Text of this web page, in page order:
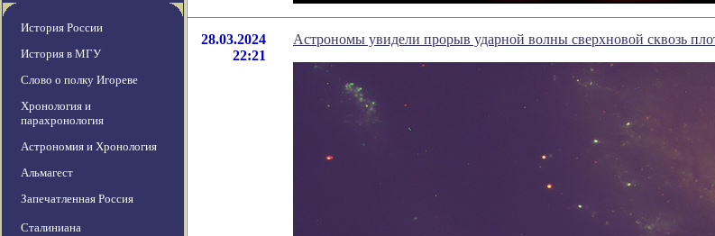
История России
История в МГУ
Слово о полку Игореве
Хронология и
парахронология
Астрономия и Хронология
Альмагест
Запечатленная Россия
Сталиниана
28.03.2024
22:21
Астрономы увидели прорыв ударной волны сверхновой сквозь